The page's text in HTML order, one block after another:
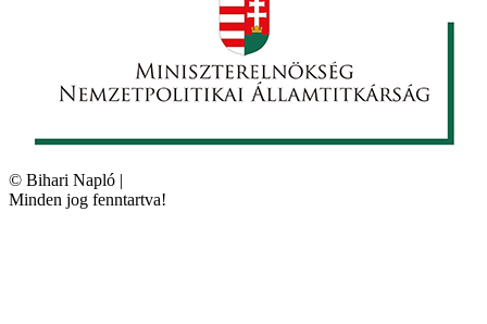
© Bihari Napló |
Minden jog fenntartva!